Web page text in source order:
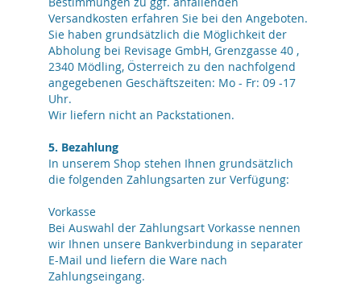
Versandkosten erfahren Sie bei den Angeboten.
Sie haben grundsätzlich die Möglichkeit der
Abholung bei Revisage GmbH, Grenzgasse 40 ,
2340 Mödling, Österreich zu den nachfolgend
angegebenen Geschäftszeiten: Mo - Fr: 09 -17
Uhr.
Wir liefern nicht an Packstationen.
5. Bezahlung
In unserem Shop stehen Ihnen grundsätzlich
die folgenden Zahlungsarten zur Verfügung:
Vorkasse
Bei Auswahl der Zahlungsart Vorkasse nennen
wir Ihnen unsere Bankverbindung in separater
E-Mail und liefern die Ware nach
Zahlungseingang.